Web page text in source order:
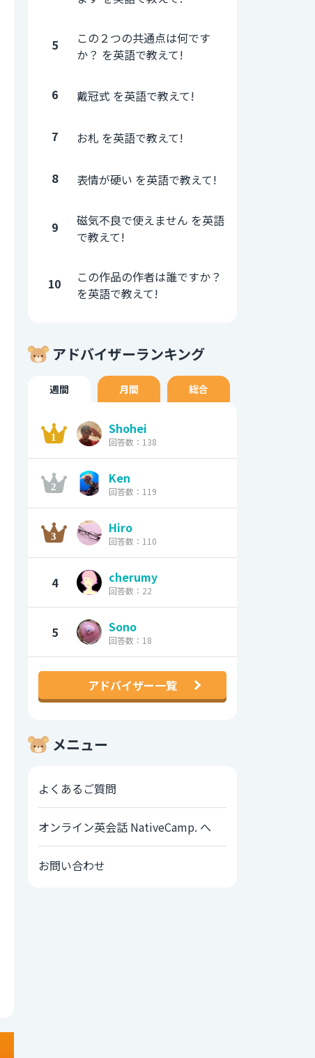
5
この２つの共通点は何です
か？ を英語で教えて!
6 戴冠式 を英語で教えて!
7 お札 を英語で教えて!
8 表情が硬い を英語で教えて!
9
磁気不良で使えません を英語
で教えて!
10
この作品の作者は誰ですか？
を英語で教えて!
アドバイザーランキング
週間 月間 総合
Shohei
回答数：138
Ken
回答数：119
Hiro
回答数：110
4 cherumy
回答数：22
5 Sono
回答数：18
アドバイザー一覧
メニュー
よくあるご質問
オンライン英会話 NativeCamp. へ
お問い合わせ